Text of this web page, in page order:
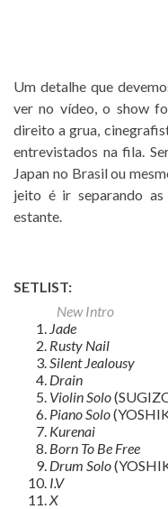
Um detalhe que
ver no vídeo, o show
direito a grua,
entrevistados na fila.
Japan no Brasil ou
jeito é ir separando
estante.
SETLIST:
New Intro
Jade
Rusty Nail
Silent Jealousy
Drain
Violin Solo
Piano Solo
Kurenai
Born To Be Free
Drum Solo
I.V
X